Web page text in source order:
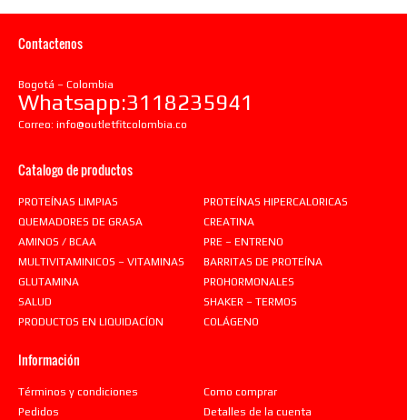
Contactenos
Bogotá – Colombia
Whatsapp:3118235941
Correo: info@outletfitcolombia.co
Catalogo de productos
PROTEÍNAS LIMPIAS
PROTEÍNAS HIPERCALORICAS
QUEMADORES DE GRASA
CREATINA
AMINOS / BCAA
PRE – ENTRENO
MULTIVITAMINICOS – VITAMINAS
BARRITAS DE PROTEÍNA
GLUTAMINA
PROHORMONALES
SALUD
SHAKER – TERMOS
PRODUCTOS EN LIQUIDACÍON
COLÁGENO
Información
Términos y condiciones
Como comprar
Pedidos
Detalles de la cuenta